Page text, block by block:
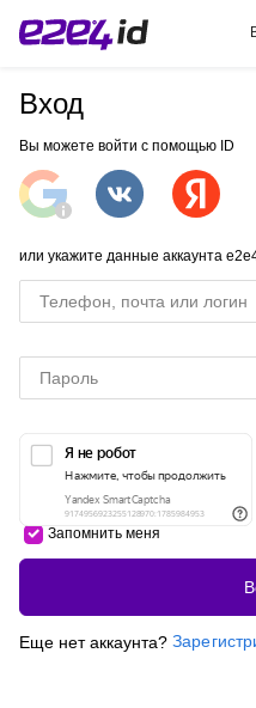
Вход
Вы можете войти с помощью ID
или укажите данные аккаунта
Запомнить меня
Еще нет аккаунта?